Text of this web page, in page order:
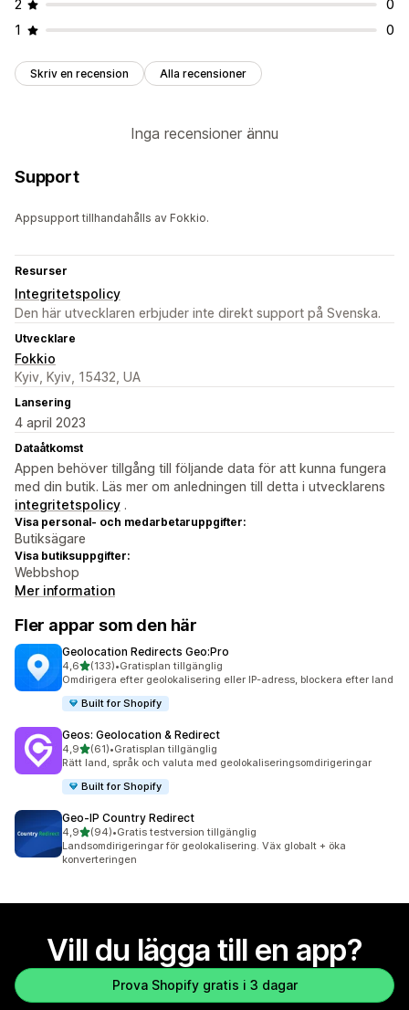
2
0
1
0
Skriv en recension Alla recensioner
Inga recensioner ännu
Support
Appsupport tillhandahålls av Fokkio.
Resurser
Integritetspolicy
Den här utvecklaren erbjuder inte direkt support på Svenska.
Utvecklare
Fokkio
Kyiv, Kyiv, 15432, UA
Lansering
4 april 2023
Dataåtkomst
Appen behöver tillgång till följande data för att kunna fungera
med din butik. Läs mer om anledningen till detta i utvecklarens
integritetspolicy .
Visa personal- och medarbetaruppgifter:
Butiksägare
Visa butiksuppgifter:
Webbshop
Mer information
Fler appar som den här
Geolocation Redirects Geo:Pro
4,6av 5 stjärnor
(133)
133 recensioner totalt
•Gratisplan tillgänglig
Omdirigera efter geolokalisering eller IP-adress, blockera efter land
Built for Shopify
Geos: Geolocation & Redirect
4,9av 5 stjärnor
(61)
61 recensioner totalt
•Gratisplan tillgänglig
Rätt land, språk och valuta med geolokaliseringsomdirigeringar
Built for Shopify
Geo‑IP Country Redirect
4,9av 5 stjärnor
(94)
94 recensioner totalt
•Gratis testversion tillgänglig
Landsomdirigeringar för geolokalisering. Väx globalt + öka
konverteringen
Vill du lägga till en app?
Prova Shopify gratis i 3 dagar